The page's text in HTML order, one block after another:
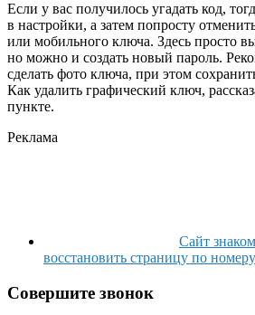
Если у вас получилось угадать код,
в настройки, а затем попросту
или мобильного ключа. Здесь просто
но можно и создать новый пароль.
сделать фото ключа, при этом
Как удалить графический ключ,
пункте.
Реклама
Сайт
восстановить страницу по
Совершите звонок